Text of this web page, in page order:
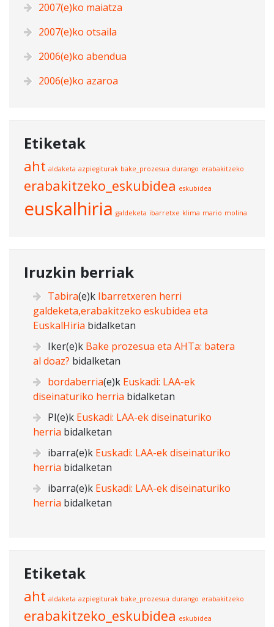
2007(e)ko maiatza
2007(e)ko otsaila
2006(e)ko abendua
2006(e)ko azaroa
Etiketak
aht aldaketa azpiegiturak bake_prozesua durango erabakitzeko
erabakitzeko_eskubidea eskubidea
euskalhiria galdeketa ibarretxe klima mario molina
Iruzkin berriak
Tabira(e)k Ibarretxeren herri
galdeketa,erabakitzeko eskubidea eta
EuskalHiria bidalketan
Iker(e)k Bake prozesua eta AHTa: batera
al doaz? bidalketan
bordaberria(e)k Euskadi: LAA-ek
diseinaturiko herria bidalketan
PI(e)k Euskadi: LAA-ek diseinaturiko
herria bidalketan
ibarra(e)k Euskadi: LAA-ek diseinaturiko
herria bidalketan
ibarra(e)k Euskadi: LAA-ek diseinaturiko
herria bidalketan
Etiketak
aht aldaketa azpiegiturak bake_prozesua durango erabakitzeko
erabakitzeko_eskubidea eskubidea